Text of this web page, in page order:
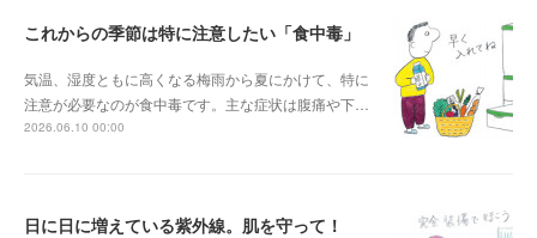
これからの季節は特に注意したい「食中毒」
気温、湿度ともに高くなる梅雨から夏にかけて、特に
注意が必要なのが食中毒です。主な症状は腹痛や下…
2026.06.10 00:00
日に日に増えている紫外線。肌を守って！